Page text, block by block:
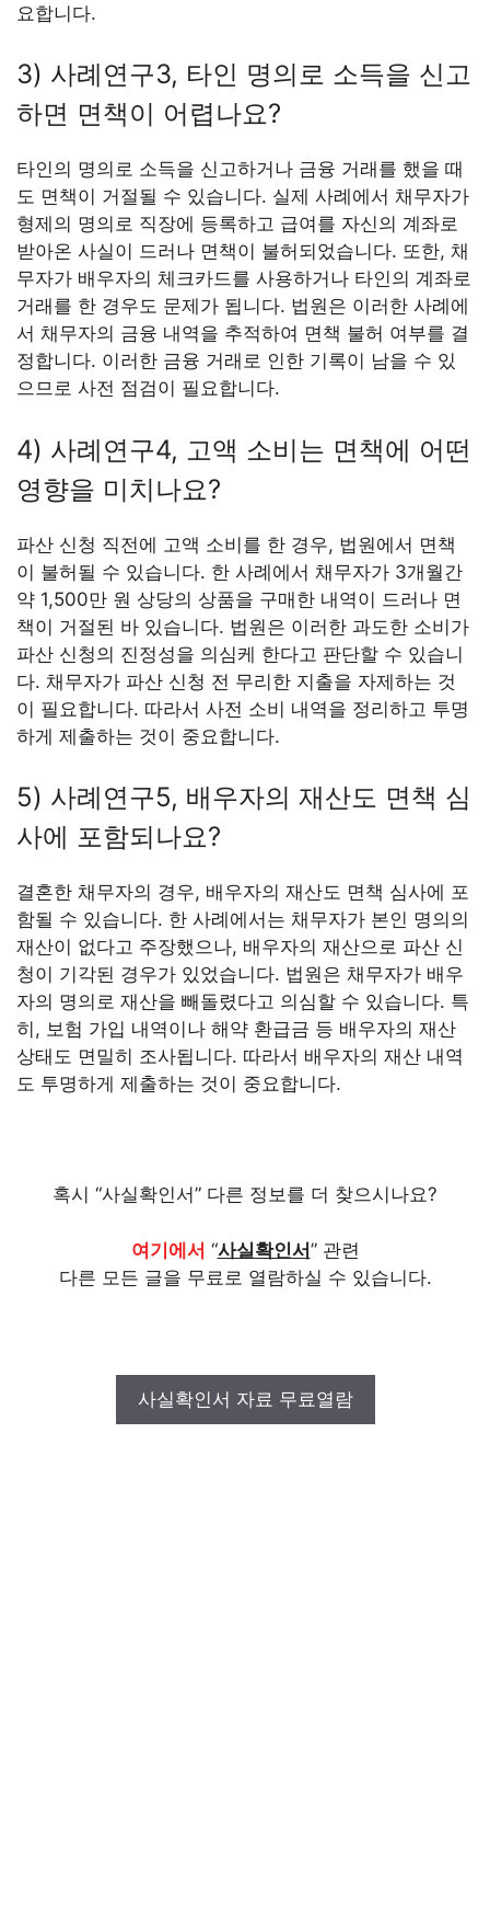
요합니다.
3) 사례연구3, 타인 명의로 소득을 신고
하면 면책이 어렵나요?
타인의 명의로 소득을 신고하거나 금융 거래를 했을 때
도 면책이 거절될 수 있습니다. 실제 사례에서 채무자가
형제의 명의로 직장에 등록하고 급여를 자신의 계좌로
받아온 사실이 드러나 면책이 불허되었습니다. 또한, 채
무자가 배우자의 체크카드를 사용하거나 타인의 계좌로
거래를 한 경우도 문제가 됩니다. 법원은 이러한 사례에
서 채무자의 금융 내역을 추적하여 면책 불허 여부를 결
정합니다. 이러한 금융 거래로 인한 기록이 남을 수 있
으므로 사전 점검이 필요합니다.
4) 사례연구4, 고액 소비는 면책에 어떤
영향을 미치나요?
파산 신청 직전에 고액 소비를 한 경우, 법원에서 면책
이 불허될 수 있습니다. 한 사례에서 채무자가 3개월간
약 1,500만 원 상당의 상품을 구매한 내역이 드러나 면
책이 거절된 바 있습니다. 법원은 이러한 과도한 소비가
파산 신청의 진정성을 의심케 한다고 판단할 수 있습니
다. 채무자가 파산 신청 전 무리한 지출을 자제하는 것
이 필요합니다. 따라서 사전 소비 내역을 정리하고 투명
하게 제출하는 것이 중요합니다.
5) 사례연구5, 배우자의 재산도 면책 심
사에 포함되나요?
결혼한 채무자의 경우, 배우자의 재산도 면책 심사에 포
함될 수 있습니다. 한 사례에서는 채무자가 본인 명의의
재산이 없다고 주장했으나, 배우자의 재산으로 파산 신
청이 기각된 경우가 있었습니다. 법원은 채무자가 배우
자의 명의로 재산을 빼돌렸다고 의심할 수 있습니다. 특
히, 보험 가입 내역이나 해약 환급금 등 배우자의 재산
상태도 면밀히 조사됩니다. 따라서 배우자의 재산 내역
도 투명하게 제출하는 것이 중요합니다.
혹시 “사실확인서” 다른 정보를 더 찾으시나요?
여기에서 “사실확인서” 관련
다른 모든 글을 무료로 열람하실 수 있습니다.
사실확인서 자료 무료열람